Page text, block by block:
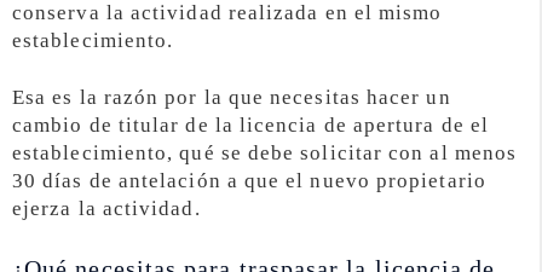
conserva la actividad realizada en el mismo
establecimiento.
Esa es la razón por la que necesitas hacer un
cambio de titular de la licencia de apertura de el
establecimiento, qué se debe solicitar con al menos
30 días de antelación a que el nuevo propietario
ejerza la actividad.